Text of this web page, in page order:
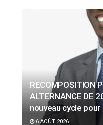
RECOMPOSITION
ALTERNANCE DE
nouveau cycle
6 AOÛT 2026